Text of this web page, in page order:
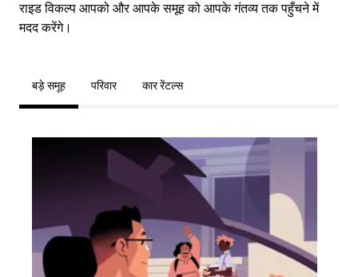
राइड विकल्प आपको और आपके समूह को आपके गंतव्य तक पहुँचने में
मदद करेंगे।
बड़े समूह परिवार कार रेंटल्स